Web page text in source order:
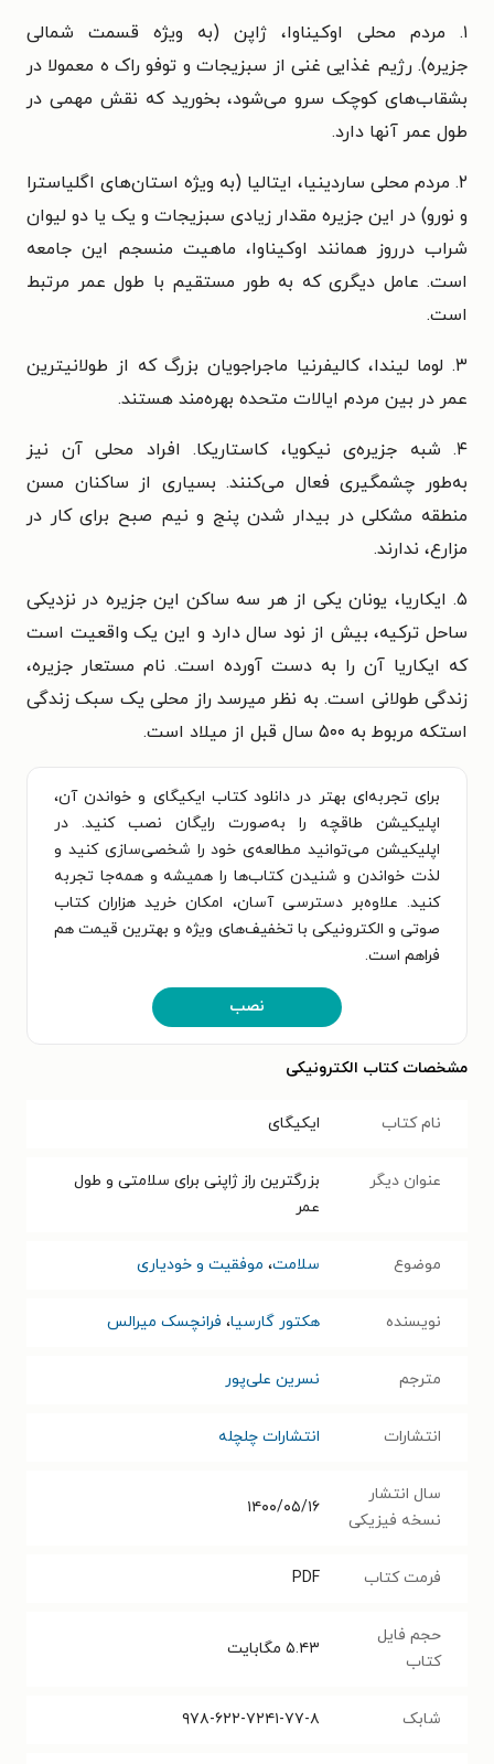
۱. مردم محلی اوکیناوا، ژاپن (به ویژه قسمت شمالی
جزیره). رژیم غذایی غنی از سبزیجات و توفو راک ه معمولا در
بشقاب‌هایکوچک سرو می‌شود، بخورید که نقش مهمی در
طول عمر آنها دارد.
۲. مردم محلی ساردینیا، ایتالیا (به ویژه استان‌های اگلیاسترا
و نورو) در این جزیره مقدار زیادی سبزیجات و یک یا دو لیوان
شراب در روز همانند اوکیناوا، ماهیت منسجم این جامعه
است. عامل دیگری که به طور مستقیم با طول عمر مرتبط
است.
۳. لوما لیندا، کالیفرنیا ماجراجویان بزرگ که از طولانیترین
عمر در بین مردم ایالات متحده بهره‌مند هستند.
۴. شبه جزیره‌ی نیکویا، کاستاریکا. افراد محلی آن نیز
به‌طور چشمگیری فعال می‌کنند. بسیاری از ساکنان مسن
منطقه مشکلی در بیدار شدن پنج و نیم صبح برای کار در
مزارع، ندارند.
۵. ایکاریا، یونان یکی از هر سه ساکن این جزیره در نزدیکی
ساحل ترکیه، بیش از نود سال دارد و این یک واقعیت است
که ایکاریا آن را به دست آورده است. نام مستعار جزیره،
زندگی طولانی است. به نظر میرسد راز محلی یک سبک زندگی
استکه مربوط به ۵۰۰ سال قبل از میلاد است.
برای تجربه‌ای بهتر در دانلود کتاب ایکیگای و خواندن آن،
اپلیکیشن طاقچه را به‌صورت رایگان نصب کنید. در
اپلیکیشن می‌توانید مطالعه‌ی خود را شخصی‌سازی کنید و
لذت خواندن و شنیدن کتاب‌ها را همیشه و همه‌جا تجربه
کنید. علاوه‌بر دسترسی آسان، امکان خرید هزاران کتاب
صوتی و الکترونیکی با تخفیف‌های ویژه و بهترین قیمت هم
فراهم است.
نصب
مشخصات کتاب الکترونیکی
نام کتاب ایکیگای
عنوان دیگر
بزرگترین راز ژاپنی برای سلامتی و طول
عمر
موضوع سلامت، موفقیت و خودیاری
نویسنده هکتور گارسیا، فرانچسک میرالس
مترجم نسرین علی‌پور
انتشارات انتشارات چلچله
سال انتشار
نسخه فیزیکی
۱۴۰۰/۰۵/۱۶
فرمت کتاب PDF
حجم فایل
کتاب
۵.۴۳ مگابایت
شابک ۹۷۸-۶۲۲-۷۲۴۱-۷۷-۸